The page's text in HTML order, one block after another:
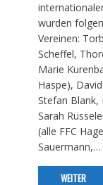
wurden
Vereinen:
Scheffel,
Marie
Haspe),
Stefan Blank,
Sarah
(alle FFC
Sauermann,…
WEITER